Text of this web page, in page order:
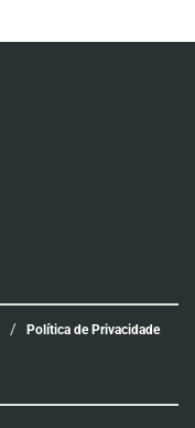
Política de Privacidade